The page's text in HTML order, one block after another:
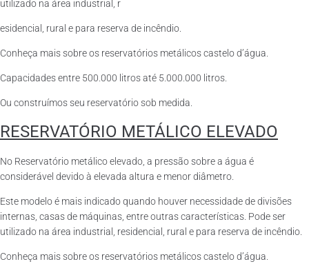
utilizado na área industrial, r
esidencial, rural e para reserva de incêndio.
Conheça mais sobre os reservatórios metálicos castelo d’água.
Capacidades entre 500.000 litros até 5.000.000 litros.
Ou construímos seu reservatório sob medida.
RESERVATÓRIO METÁLICO ELEVADO
No Reservatório metálico elevado, a pressão sobre a água é
considerável devido à elevada altura e menor diâmetro.
Este modelo é mais indicado quando houver necessidade de divisões
internas, casas de máquinas, entre outras características. Pode ser
utilizado na área industrial, residencial, rural e para reserva de incêndio.
Conheça mais sobre os reservatórios metálicos castelo d’água.